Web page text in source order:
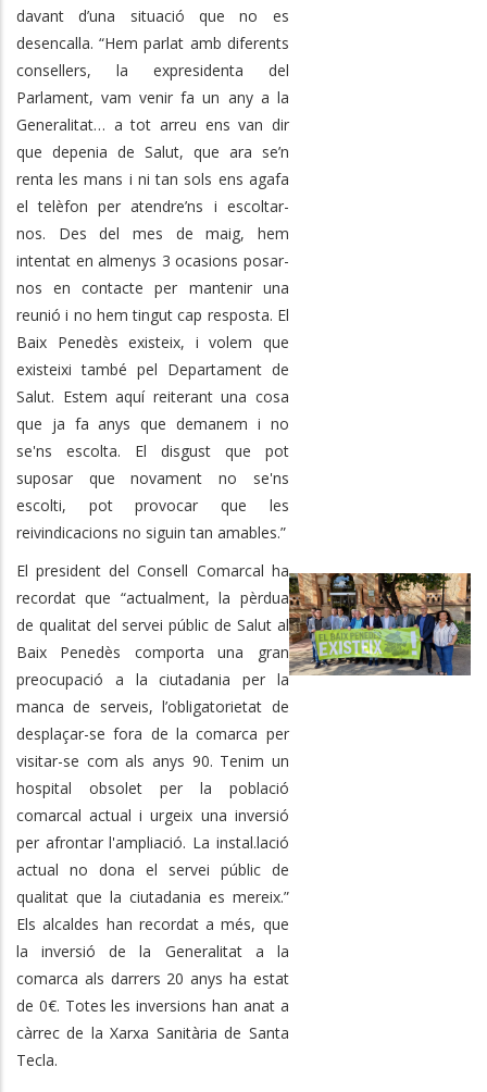
davant d’una situació que no es
desencalla. “Hem parlat amb diferents
consellers, la expresidenta del
Parlament, vam venir fa un any a la
Generalitat… a tot arreu ens van dir
que depenia de Salut, que ara se’n
renta les mans i ni tan sols ens agafa
el telèfon per atendre’ns i escoltar-
nos. Des del mes de maig, hem
intentat en almenys 3 ocasions posar-
nos en contacte per mantenir una
reunió i no hem tingut cap resposta. El
Baix Penedès existeix, i volem que
existeixi també pel Departament de
Salut. Estem aquí reiterant una cosa
que ja fa anys que demanem i no
se'ns escolta. El disgust que pot
suposar que novament no se'ns
escolti, pot provocar que les
reivindicacions no siguin tan amables.”
El president del Consell Comarcal ha
recordat que “actualment, la pèrdua
de qualitat del servei públic de Salut al
Baix Penedès comporta una gran
preocupació a la ciutadania per la
manca de serveis, l’obligatorietat de
desplaçar-se fora de la comarca per
visitar-se com als anys 90. Tenim un
hospital obsolet per la població
comarcal actual i urgeix una inversió
per afrontar l'ampliació. La instal.lació
actual no dona el servei públic de
qualitat que la ciutadania es mereix.”
Els alcaldes han recordat a més, que
la inversió de la Generalitat a la
comarca als darrers 20 anys ha estat
de 0€. Totes les inversions han anat a
càrrec de la Xarxa Sanitària de Santa
Tecla.